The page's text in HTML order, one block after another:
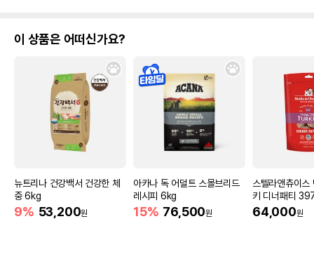
이 상품은 어떠신가요?
뉴트리나 건강백서 건강한 체
중 6kg
9% 53,200원
아카나 독 어덜트 스몰브리드
레시피 6kg
15% 76,500원
스텔라앤츄이스
키 디너패티
64,000원